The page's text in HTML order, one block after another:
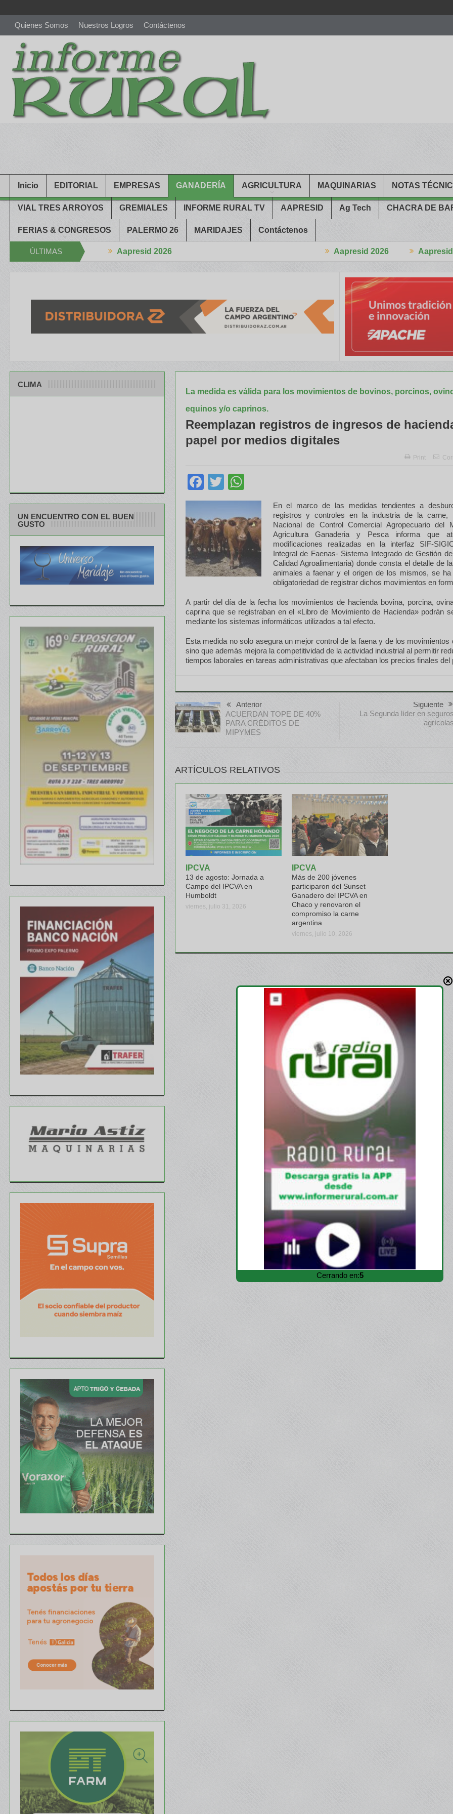
Quienes Somos Nuestros Logros Contáctenos
richardmillereplica is also available with delicate watches for women.patekphilippe.to
Inicio EDITORIAL EMPRESAS GANADERÍA AGRICULTURA MAQUINARIAS NOTAS
VIAL TRES ARROYOS GREMIALES INFORME RURAL TV AAPRESID Ag Tech CHACRA DE
FERIAS & CONGRESOS PALERMO 26 MARIDAJES Contáctenos
ÚLTIMASAapresid 2026 Aapresid 2026 Aapresid 2026
La medida es válida para los movimientos de bovinos, porcinos,
equinos y/o caprinos.
Reemplazan registros de ingresos de
papel por medios digitales
Print
Facebook
Twitter
En el marco de las medidas tendientes a
registros y controles en la industria de la carne,
Nacional de Control Comercial Agropecuario del
Agricultura Ganaderia y Pesca informa que
modificaciones realizadas en la interfaz SIF-
Integral de Faenas- Sistema Integrado de Gestión
Calidad Agroalimentaria) donde consta el detalle de
animales a faenar y el origen de los mismos, se ha
obligatoriedad de registrar dichos movimientos en
A partir del día de la fecha los movimientos de hacienda bovina, porcina,
caprina que se registraban en el «Libro de Movimiento de Hacienda» podrán
mediante los sistemas informáticos utilizados a tal efecto.
Esta medida no solo asegura un mejor control de la faena y de los movimientos
sino que además mejora la competitividad de la actividad industrial al permitir
tiempos laborales en tareas administrativas que afectaban los precios finales del
Anterior
ACUERDAN TOPE DE 40%
PARA CRÉDITOS DE
MIPYMES
Siguiente
La Segunda líder en
ARTÍCULOS RELATIVOS
IPCVA
13 de agosto: Jornada a
Campo del IPCVA en
Humboldt
viernes, julio 31, 2026
IPCVA
Más de 200 jóvenes
participaron del Sunset
Ganadero del IPCVA en
Chaco y renovaron el
compromiso la carne
argentina
viernes, julio 10, 2026
CLIMA
UN ENCUENTRO CON EL BUEN
GUSTO
Cerrando en:4